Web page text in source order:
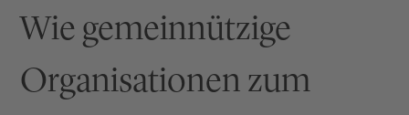
Wie gemeinnützige
Organisationen zum